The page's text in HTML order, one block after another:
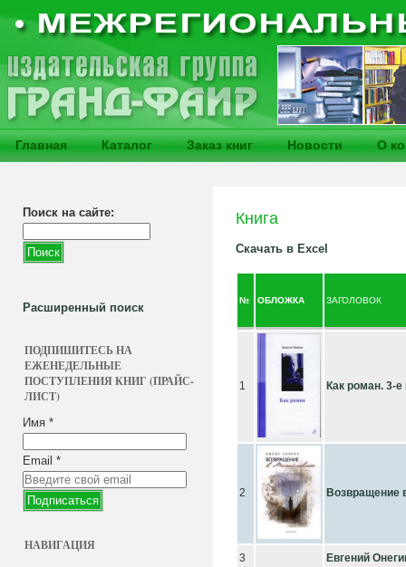
Главная Каталог Заказ книг Новости О
Поиск на сайте:
Расширенный поиск
ПОДПИШИТЕСЬ НА
ЕЖЕНЕДЕЛЬНЫЕ
ПОСТУПЛЕНИЯ КНИГ (ПРАЙС-
ЛИСТ)
Имя *
Email *
НАВИГАЦИЯ
Книга
Скачать в Excel
№ ОБЛОЖКА ЗАГОЛОВОК
1 Как роман. 3-е
2 Возвращение
3 Евгений